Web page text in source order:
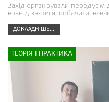
Захід організували
нове дізнатися, побачити,
ДОКЛАДНІШЕ...
ТЕОРІЯ І ПРАКТИКА